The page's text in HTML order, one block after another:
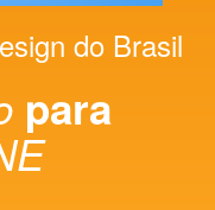
do Brasil
para